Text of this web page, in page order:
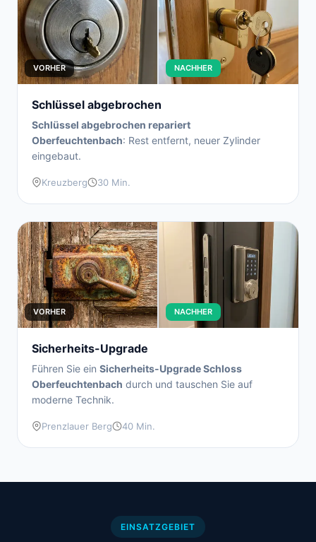
VORHER NACHHER
Schlüssel abgebrochen
Schlüssel abgebrochen repariert
Oberfeuchtenbach: Rest entfernt, neuer Zylinder
eingebaut.
Kreuzberg 30 Min.
VORHER NACHHER
Sicherheits-Upgrade
Führen Sie ein Sicherheits-Upgrade Schloss
Oberfeuchtenbach durch und tauschen Sie auf
moderne Technik.
Prenzlauer Berg 40 Min.
EINSATZGEBIET